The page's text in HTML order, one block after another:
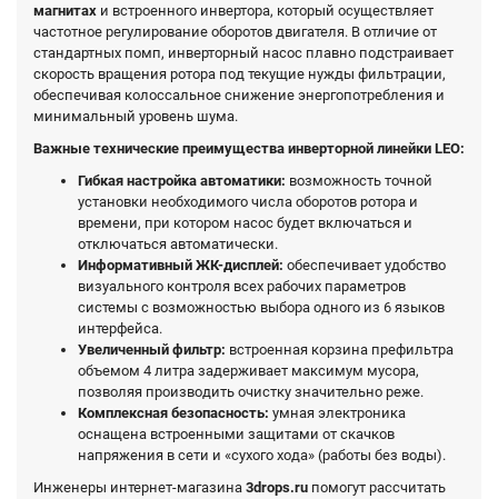
магнитах и встроенного инвертора, который осуществляет
частотное регулирование оборотов двигателя. В отличие от
стандартных помп, инверторный насос плавно подстраивает
скорость вращения ротора под текущие нужды фильтрации,
обеспечивая колоссальное снижение энергопотребления и
минимальный уровень шума.
Важные технические преимущества инверторной линейки LEO:
Гибкая настройка автоматики: возможность точной
установки необходимого числа оборотов ротора и
времени, при котором насос будет включаться и
отключаться автоматически.
Информативный ЖК-дисплей: обеспечивает удобство
визуального контроля всех рабочих параметров
системы с возможностью выбора одного из 6 языков
интерфейса.
Увеличенный фильтр: встроенная корзина префильтра
объемом 4 литра задерживает максимум мусора,
позволяя производить очистку значительно реже.
Комплексная безопасность: умная электроника
оснащена встроенными защитами от скачков
напряжения в сети и «сухого хода» (работы без воды).
Инженеры интернет-магазина 3drops.ru помогут рассчитать